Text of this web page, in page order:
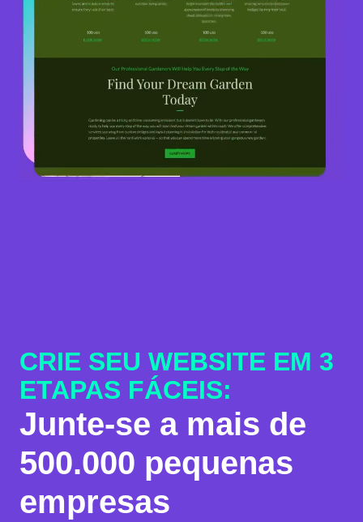
CRIE SEU WEBSITE EM 3
ETAPAS FÁCEIS:
Junte-se a mais de
500.000 pequenas
empresas